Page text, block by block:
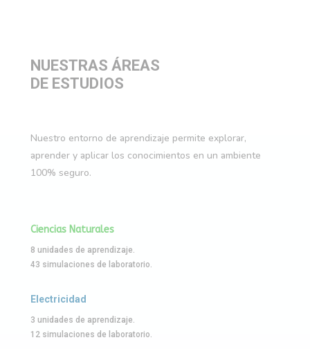
NUESTRAS ÁREAS
DE ESTUDIOS
Nuestro entorno de aprendizaje permite explorar,
aprender y aplicar los conocimientos en un ambiente
100% seguro.
Ciencias Naturales
8 unidades de aprendizaje.
43 simulaciones de laboratorio.
Electricidad
3 unidades de aprendizaje.
12 simulaciones de laboratorio.